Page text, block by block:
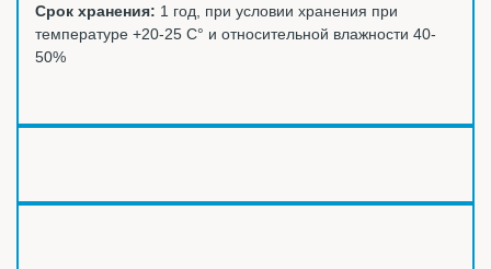
Срок хранения: 1 год, при условии хранения при
температуре +20-25 С° и относительной влажности 40-
50%